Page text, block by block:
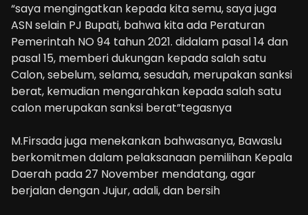
“saya mengingatkan kepada kita semu, saya juga
ASN selain PJ Bupati, bahwa kita ada Peraturan
Pemerintah NO 94 tahun 2021. didalam pasal 14 dan
pasal 15, memberi dukungan kepada salah satu
Calon, sebelum, selama, sesudah, merupakan sanksi
berat, kemudian mengarahkan kepada salah satu
calon merupakan sanksi berat”tegasnya
M.Firsada juga menekankan bahwasanya, Bawaslu
berkomitmen dalam pelaksanaan pemilihan Kepala
Daerah pada 27 November mendatang, agar
berjalan dengan Jujur, adali, dan bersih